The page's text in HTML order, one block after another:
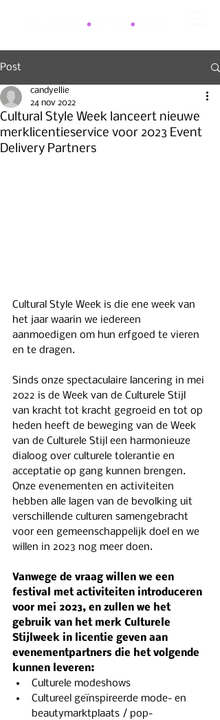
Post
Cultural Style Week lanceert nieuwe
merklicentieservice voor 2023 Event
Delivery Partners
candyellie
24 nov 2022
Cultural Style Week is die ene week van
het jaar waarin we iedereen
aanmoedigen om hun erfgoed te vieren
en te dragen.
Sinds onze spectaculaire lancering in mei
2022 is de Week van de Culturele Stijl
van kracht tot kracht gegroeid en tot op
heden heeft de beweging van de Week
van de Culturele Stijl een harmonieuze
dialoog over culturele tolerantie en
acceptatie op gang kunnen brengen.
Onze evenementen en activiteiten
hebben alle lagen van de bevolking uit
verschillende culturen samengebracht
voor een gemeenschappelijk doel en we
willen in 2023 nog meer doen.
Vanwege de vraag willen we een
festival met activiteiten introduceren
voor mei 2023, en zullen we het
gebruik van het merk Culturele
Stijlweek in licentie geven aan
evenementpartners die het volgende
kunnen leveren:
Culturele modeshows
Cultureel geïnspireerde mode- en
beautymarktplaats / pop-